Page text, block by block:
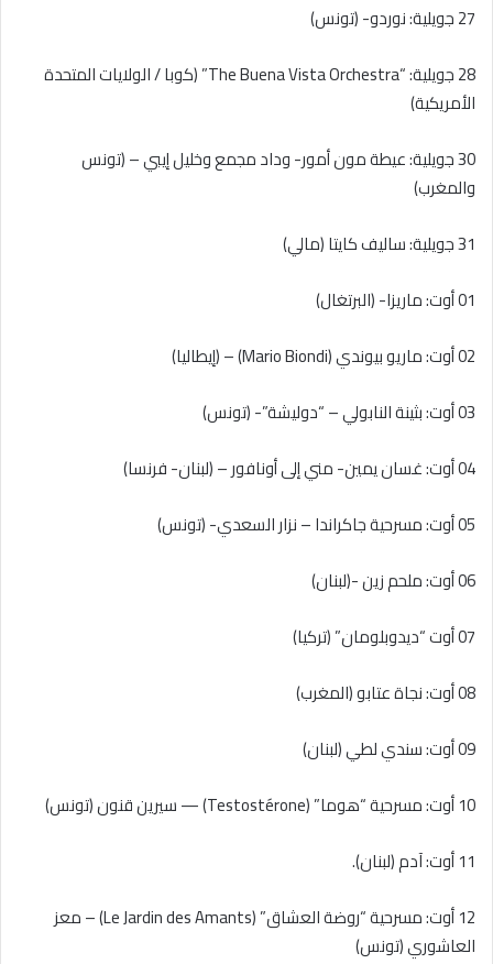
27 جويلية: نوردو- (تونس)
28 جويلية: “The Buena Vista Orchestra” (كوبا / الولايات المتحدة
الأمريكية)
30 جويلية: عيطة مون أمور- وداد مجمع وخليل إيبي – (تونس
والمغرب)
31 جويلية: ساليف كايتا (مالي)
01 أوت: ماريزا- (البرتغال)
02 أوت: ماريو بيوندي (Mario Biondi) – (إيطاليا)
03 أوت: بثينة النابولي – “دوليشة”- (تونس)
04 أوت: غسان يمين- مني إلى أونافور – (لبنان- فرنسا)
05 أوت: مسرحية جاكراندا – نزار السعدي- (تونس)
06 أوت: ملحم زين -(لبنان)
07 أوت “ديدوبلومان” (تركيا)
08 أوت: نجاة عتابو (المغرب)
09 أوت: سندي لطي (لبنان)
10 أوت: مسرحية “هوما” (Testostérone) — سيرين قنون (تونس)
11 أوت: آدم (لبنان).
12 أوت: مسرحية “روضة العشاق” (Le Jardin des Amants) – معز
العاشوري (تونس)